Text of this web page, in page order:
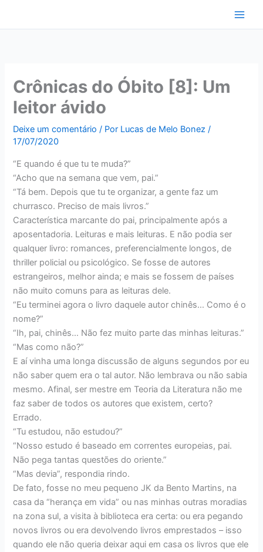
Crônicas do Óbito [8]: Um
leitor ávido
Deixe um comentário / Por Lucas de Melo Bonez/
17/07/2020
“E quando é que tu te muda?”
“Acho que na semana que vem, pai.”
“Tá bem. Depois que tu te organizar, a gente faz um
churrasco. Preciso de mais livros.”
Característica marcante do pai, principalmente após a
aposentadoria. Leituras e mais leituras. E não podia ser
qualquer livro: romances, preferencialmente longos, de
thriller policial ou psicológico. Se fosse de autores
estrangeiros, melhor ainda; e mais se fossem de países
não muito comuns para as leituras dele.
“Eu terminei agora o livro daquele autor chinês… Como é o
nome?”
“Ih, pai, chinês… Não fez muito parte das minhas leituras.”
“Mas como não?”
E aí vinha uma longa discussão de alguns segundos por eu
não saber quem era o tal autor. Não lembrava ou não sabia
mesmo. Afinal, ser mestre em Teoria da Literatura não me
faz saber de todos os autores que existem, certo?
Errado.
“Tu estudou, não estudou?”
“Nosso estudo é baseado em correntes europeias, pai.
Não pega tantas questões do oriente.”
“Mas devia”, respondia rindo.
De fato, fosse no meu pequeno JK da Bento Martins, na
casa da “herança em vida” ou nas minhas outras moradias
na zona sul, a visita à biblioteca era certa: ou era pegando
novos livros ou era devolvendo livros emprestados – isso
quando ele não queria deixar aqui em casa os livros que ele